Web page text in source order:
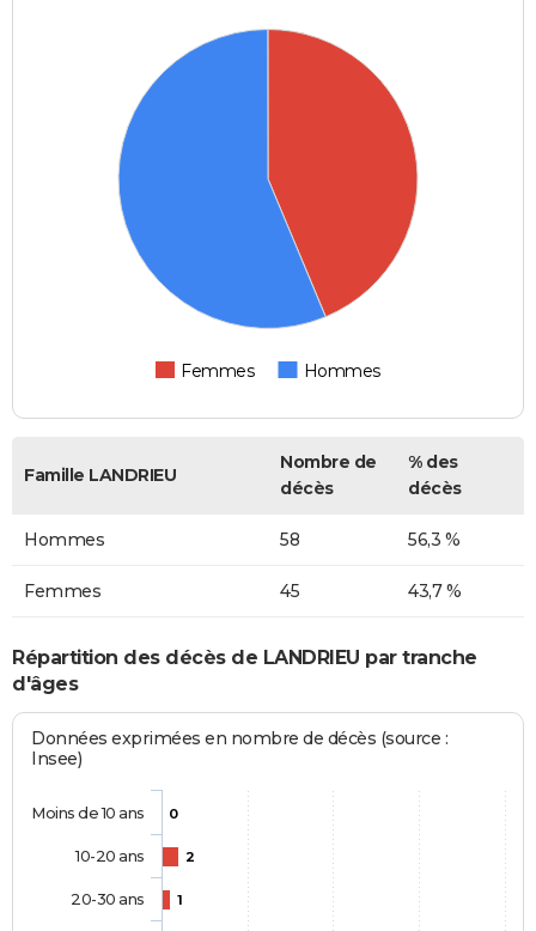
Femmes Hommes
Famille LANDRIEU
Nombre de
décès
% des
décès
Hommes 58 56,3 %
Femmes 45 43,7 %
Répartition des décès de LANDRIEU par tranche
d'âges
Données exprimées en nombre de décès (source :
Insee)
0
2
1
Moins de 10 ans
10-20 ans
20-30 ans